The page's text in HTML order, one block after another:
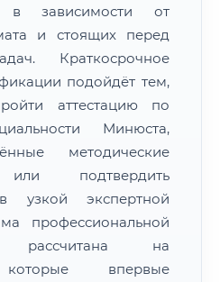
в зависимости от
и стоящих перед
Краткосрочное
подойдёт тем,
аттестацию по
Минюста,
методические
или подтвердить
в узкой экспертной
профессиональной
рассчитана на
которые впервые